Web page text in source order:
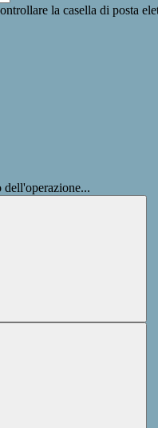
la casella di posta
dell'operazione...